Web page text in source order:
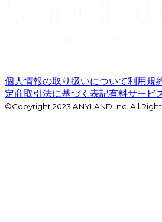
個人情報の取り扱いについて利用規
定商取引法に基づく表記有料サービ
©Copyright 2023 ANYLAND Inc. All